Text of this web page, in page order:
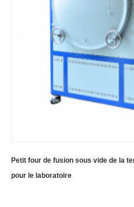
Petit four de fusion sous vide de la
pour le laboratoire